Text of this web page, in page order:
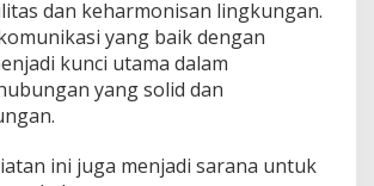
m
a
K
u
r
dan keharmonisan lingkungan.
yang baik dengan
kunci utama dalam
yang solid dan
ini juga menjadi sarana untuk